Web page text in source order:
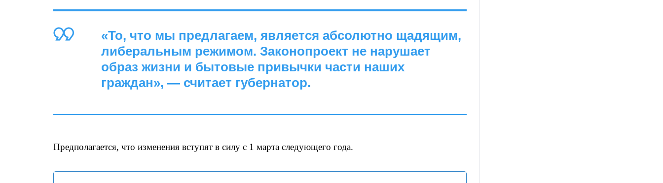
«То, что мы предлагаем, является абсолютно щадящим,
либеральным режимом. Законопроект не нарушает
образ жизни и бытовые привычки части наших
граждан», — считает губернатор.
Предполагается, что изменения вступят в силу с 1 марта следующего года.